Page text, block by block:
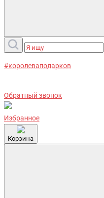
#королеваподарков
Обратный звонок
Избранное
Корзина